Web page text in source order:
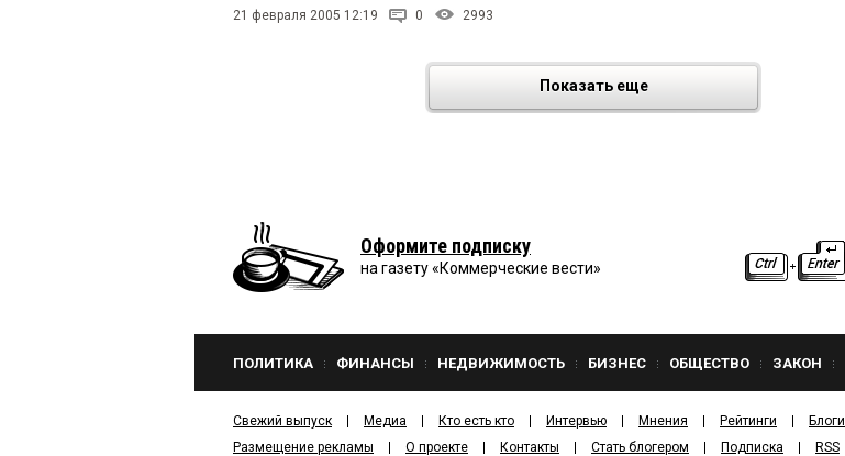
21 февраля 2005 12:19 0 2993
Показать еще
Оформите подписку
на газету «Коммерческие вести»
ПОЛИТИКА ФИНАНСЫ НЕДВИЖИМОСТЬ БИЗНЕС ОБЩЕСТВО ЗАКОН
Свежий выпуск Медиа Кто есть кто Интервью Мнения Рейтинги Блоги
Размещение рекламы
О проекте Контакты Стать блогером Подписка RSS